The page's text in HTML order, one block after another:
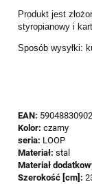
Produkt jest
styropianowy i
Sposób wysyłki:
EAN:
Kolor: czarny
seria: LOOP
Materiał: stal
Materiał
Szerokość [cm]: